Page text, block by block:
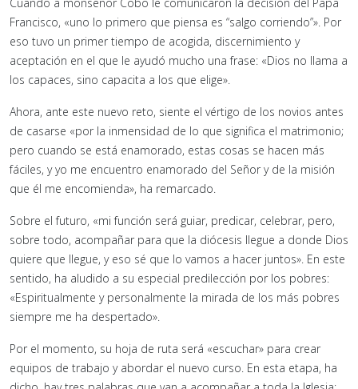
Francisco, «uno lo primero que piensa es “salgo corriendo”». Por
eso tuvo un primer tiempo de acogida, discernimiento y
aceptación en el que le ayudó mucho una frase: «Dios no llama a
los capaces, sino capacita a los que elige».
Ahora, ante este nuevo reto, siente el vértigo de los novios antes
de casarse «por la inmensidad de lo que significa el matrimonio;
pero cuando se está enamorado, estas cosas se hacen más
fáciles, y yo me encuentro enamorado del Señor y de la misión
que él me encomienda», ha remarcado.
Sobre el futuro, «mi función será guiar, predicar, celebrar, pero,
sobre todo, acompañar para que la diócesis llegue a donde Dios
quiere que llegue, y eso sé que lo vamos a hacer juntos». En este
sentido, ha aludido a su especial predilección por los pobres:
«Espiritualmente y personalmente la mirada de los más pobres
siempre me ha despertado».
Por el momento, su hoja de ruta será «escuchar» para crear
equipos de trabajo y abordar el nuevo curso. En esta etapa, ha